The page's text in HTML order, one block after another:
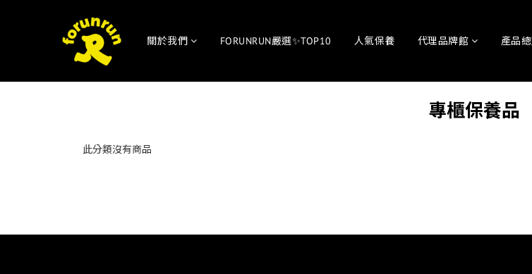
關於我們 FORUNRUN嚴選✨TOP10 人氣保養 代理品牌館 產品
專櫃保養品
此分類沒有商品